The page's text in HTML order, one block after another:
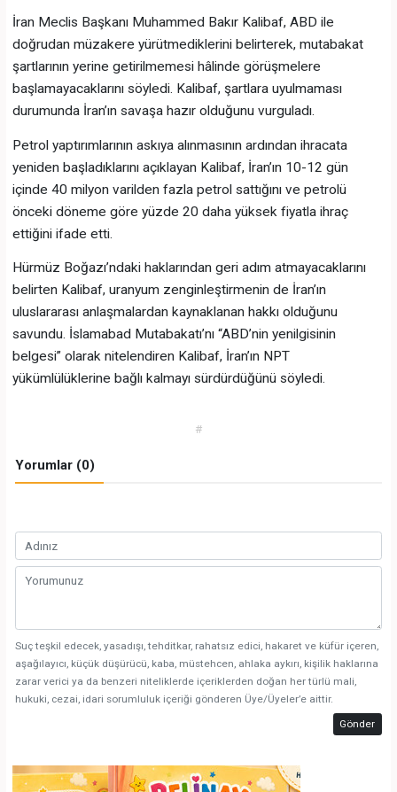
İran Meclis Başkanı Muhammed Bakır Kalibaf, ABD ile
doğrudan müzakere yürütmediklerini belirterek, mutabakat
şartlarının yerine getirilmemesi hâlinde görüşmelere
başlamayacaklarını söyledi. Kalibaf, şartlara uyulmaması
durumunda İran’ın savaşa hazır olduğunu vurguladı.
Petrol yaptırımlarının askıya alınmasının ardından ihracata
yeniden başladıklarını açıklayan Kalibaf, İran’ın 10-12 gün
içinde 40 milyon varilden fazla petrol sattığını ve petrolü
önceki döneme göre yüzde 20 daha yüksek fiyatla ihraç
ettiğini ifade etti.
Hürmüz Boğazı’ndaki haklarından geri adım atmayacaklarını
belirten Kalibaf, uranyum zenginleştirmenin de İran’ın
uluslararası anlaşmalardan kaynaklanan hakkı olduğunu
savundu. İslamabad Mutabakatı’nı “ABD’nin yenilgisinin
belgesi” olarak nitelendiren Kalibaf, İran’ın NPT
yükümlülüklerine bağlı kalmayı sürdürdüğünü söyledi.
#
Yorumlar (0)
Suç teşkil edecek, yasadışı, tehditkar, rahatsız edici, hakaret ve küfür içeren,
aşağılayıcı, küçük düşürücü, kaba, müstehcen, ahlaka aykırı, kişilik haklarına
zarar verici ya da benzeri niteliklerde içeriklerden doğan her türlü mali,
hukuki, cezai, idari sorumluluk içeriği gönderen Üye/Üyeler’e aittir.
Gönder